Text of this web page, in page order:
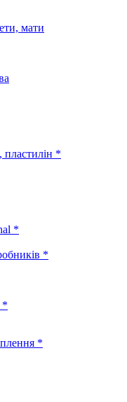
мати
пластилін *
*
*
*
*